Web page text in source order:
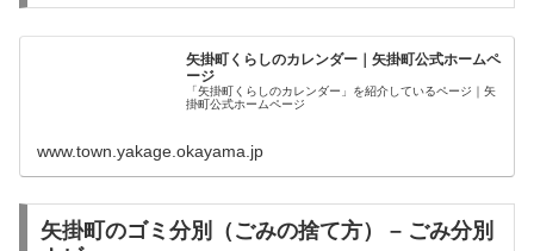
矢掛町くらしのカレンダー｜矢掛町公式ホームペ
ージ
「矢掛町くらしのカレンダー」を紹介しているページ｜矢
掛町公式ホームページ
www.town.yakage.okayama.jp
矢掛町のゴミ分別（ごみの捨て方） – ごみ分別